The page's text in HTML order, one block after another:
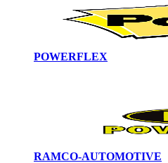
POWERFLEX
RAMCO-AUTOMOTIVE